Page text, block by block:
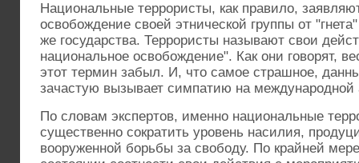
Национальные террористы, как правило,
освобождение своей этнической группы от
же государства. Террористы называют свои
национальное освобождение". Как они говорят,
этот термин забыл. И, что самое страшное,
зачастую вызывает симпатию на международной
По словам экспертов, именно национальные
существенно сократить уровень насилия,
вооруженной борьбы за свободу. По крайней